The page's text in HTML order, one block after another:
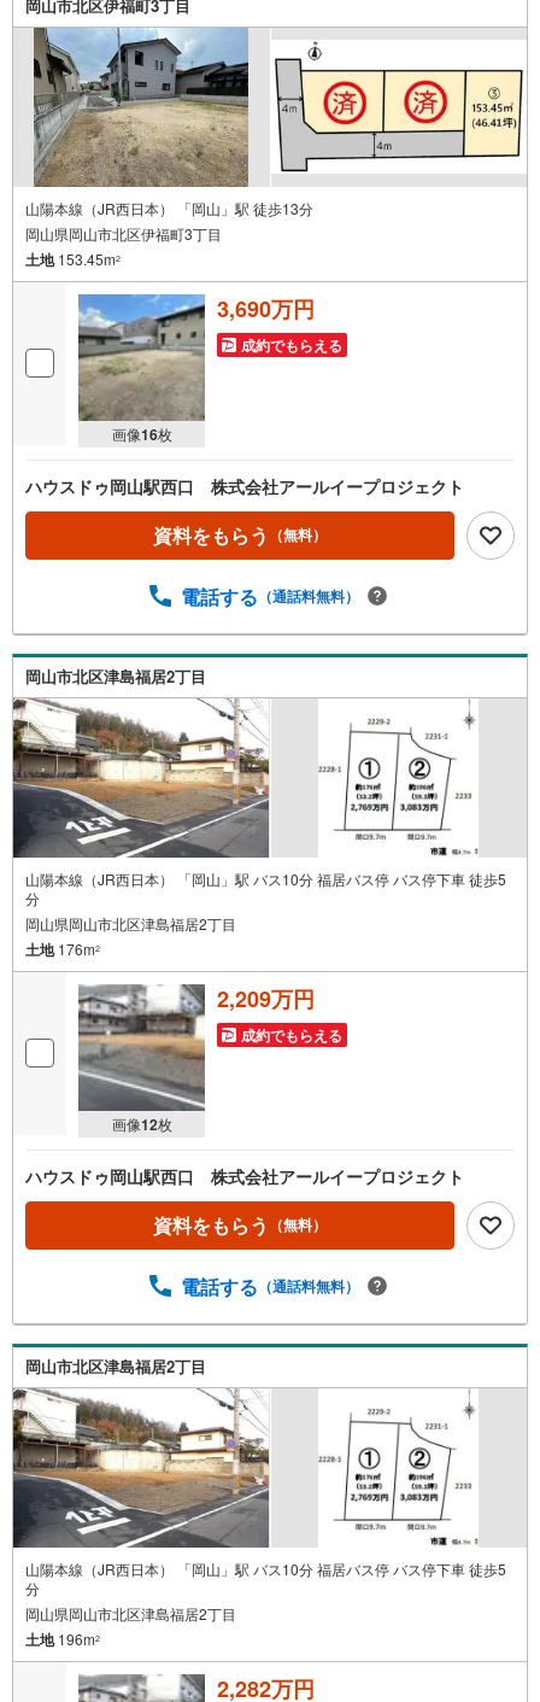
岡山市北区伊福町3丁目
山陽本線（JR西日本） 「岡山」駅 徒歩13分
岡山県岡山市北区伊福町3丁目
土地153.45m2
画像16枚
3,690万円
成約でもらえる
ハウスドゥ岡山駅西口 株式会社アールイープロジェクト
資料をもらう （無料）
電話する （通話料無料）
岡山市北区津島福居2丁目
山陽本線（JR西日本） 「岡山」駅 バス10分 福居バス停 バス停下車 徒歩5
分
岡山県岡山市北区津島福居2丁目
土地176m2
画像12枚
2,209万円
成約でもらえる
ハウスドゥ岡山駅西口 株式会社アールイープロジェクト
資料をもらう （無料）
電話する （通話料無料）
岡山市北区津島福居2丁目
山陽本線（JR西日本） 「岡山」駅 バス10分 福居バス停 バス停下車 徒歩5
分
岡山県岡山市北区津島福居2丁目
土地196m2
2,282万円